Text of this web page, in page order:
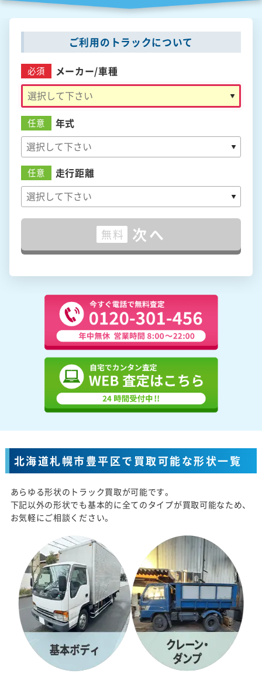
ご利用のトラックについて
必須 メーカー/車種
任意 年式
任意 走行距離
無料 次へ
北海道札幌市豊平区で買取可能な形状一覧
あらゆる形状のトラック買取が可能です。
下記以外の形状でも基本的に全てのタイプが買取可能なため、
お気軽にご相談ください。